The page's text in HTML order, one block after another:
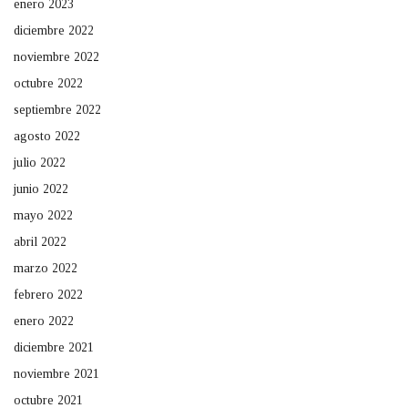
enero 2023
diciembre 2022
noviembre 2022
octubre 2022
septiembre 2022
agosto 2022
julio 2022
junio 2022
mayo 2022
abril 2022
marzo 2022
febrero 2022
enero 2022
diciembre 2021
noviembre 2021
octubre 2021